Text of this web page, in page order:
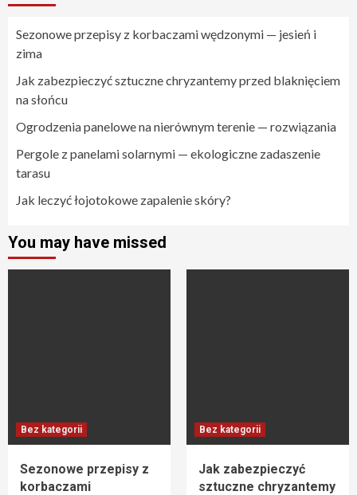
Sezonowe przepisy z korbaczami wędzonymi — jesień i
zima
Jak zabezpieczyć sztuczne chryzantemy przed blaknięciem
na słońcu
Ogrodzenia panelowe na nierównym terenie — rozwiązania
Pergole z panelami solarnymi — ekologiczne zadaszenie
tarasu
Jak leczyć łojotokowe zapalenie skóry?
You may have missed
Bez kategorii
Sezonowe przepisy z
korbaczami
Bez kategorii
Jak zabezpieczyć
sztuczne chryzantemy